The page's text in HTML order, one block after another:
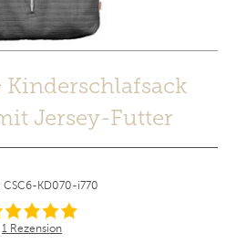
Kinderschlafsack
Jersey-Futter
CSC6-KD070-i770
1 Rezension